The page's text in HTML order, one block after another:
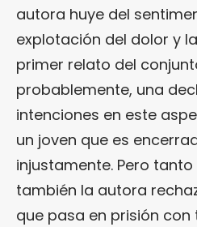
autora huye del
explotación del dolor y
primer relato del
probablemente, una
intenciones en este
un joven que es
injustamente. Pero
también la autora
que pasa en prisión